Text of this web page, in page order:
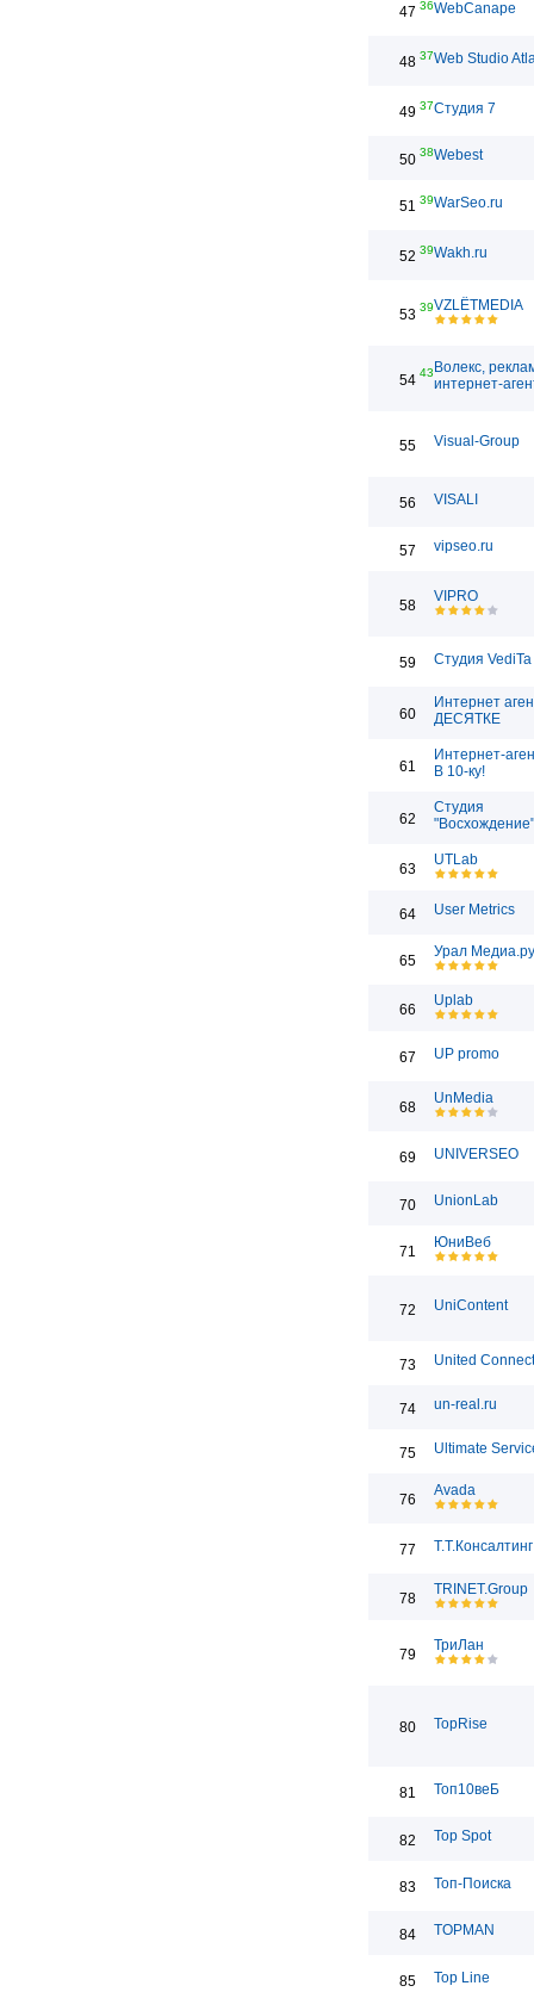
47 36WebCanape
48 37Web Studio
49 37Студия 7
50 38Webest
51 39WarSeo.ru
52 39Wakh.ru
53 39VZLЁTMEDIA
54 43 Волекс,
интернет-
55 Visual-Group
56 VISALI
57 vipseo.ru
58
VIPRO
59 Студия VediTa
60
Интернет
ДЕСЯТКЕ
61
Интернет-
В 10-ку!
62
Студия
"Восхождение"
63
UTLab
64 User Metrics
65
Урал Медиа.ру
66
Uplab
67 UP promo
68
UnMedia
69 UNIVERSEO
70 UnionLab
71
ЮниВеб
72 UniContent
73 United
74 un-real.ru
75 Ultimate
76
Avada
77 Т.Т.Консалтинг
78
TRINET.Group
79
ТриЛан
80 TopRise
81 Топ10веБ
82 Top Spot
83 Топ-Поиска
84 TOPMAN
85 Top Line